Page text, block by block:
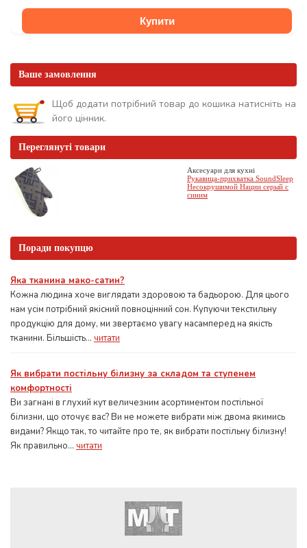
Купити
Ваше замовлення
Щоб додати потрібний товар до кошика натисніть на
його цінник.
Переглянуті товари
Аксесуари для кухні
Рукавица-прихватка SoundSleep
Несокрушимой Нации серый с
синим
Поради покупцю
Яка тканина мако-сатин?
Кожна людина хоче виглядати здоровою та бадьорою. Для цього
нам усім потрібний якісний повноцінний сон. Купуючи текстильну
продукцію для дому, ми звертаємо увагу насамперед на якість
тканини. Більшість... читати
Як вибрати постільну білизну за складом та ступенем
комфортності
Ви загнані в глухий кут величезним асортиментом постільної
білизни, що оточує вас? Ви не можете вибрати між двома якимись
видами? Якщо так, то читайте про те, як вибрати постільну білизну!
Як правильно... читати